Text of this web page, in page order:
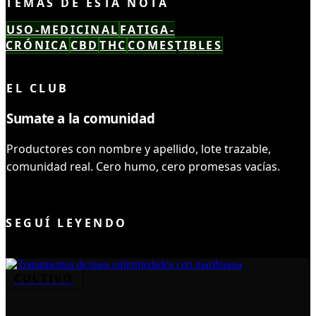
TEMAS DE ESTA NOTA
USO-MEDICINAL FATIGA-
CRÓNICA CBD THC COMESTIBLES
EL CLUB
Sumate a la comunidad
Productores con nombre y apellido, lote trazable,
comunidad real. Cero humo, cero promesas vacías.
SEGUÍ LEYENDO